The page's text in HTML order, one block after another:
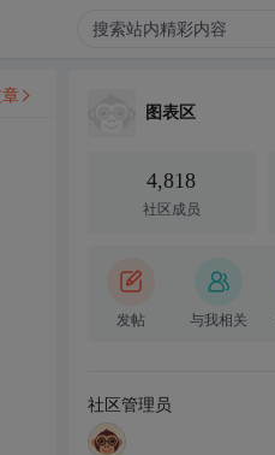
图表区
4,818
社区成员
发帖 与我相关
社区管理员